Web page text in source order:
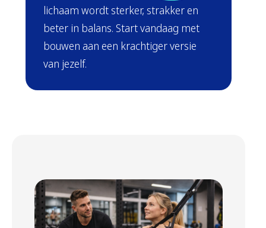
lichaam wordt sterker, strakker en
beter in balans. Start vandaag met
bouwen aan een krachtiger versie
van jezelf.